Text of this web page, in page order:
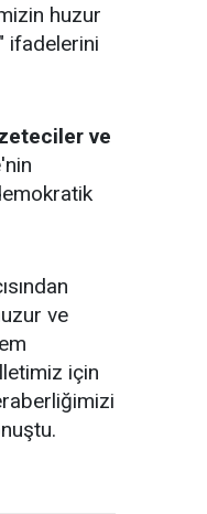
huzur
ifadelerini
ve
ve
için